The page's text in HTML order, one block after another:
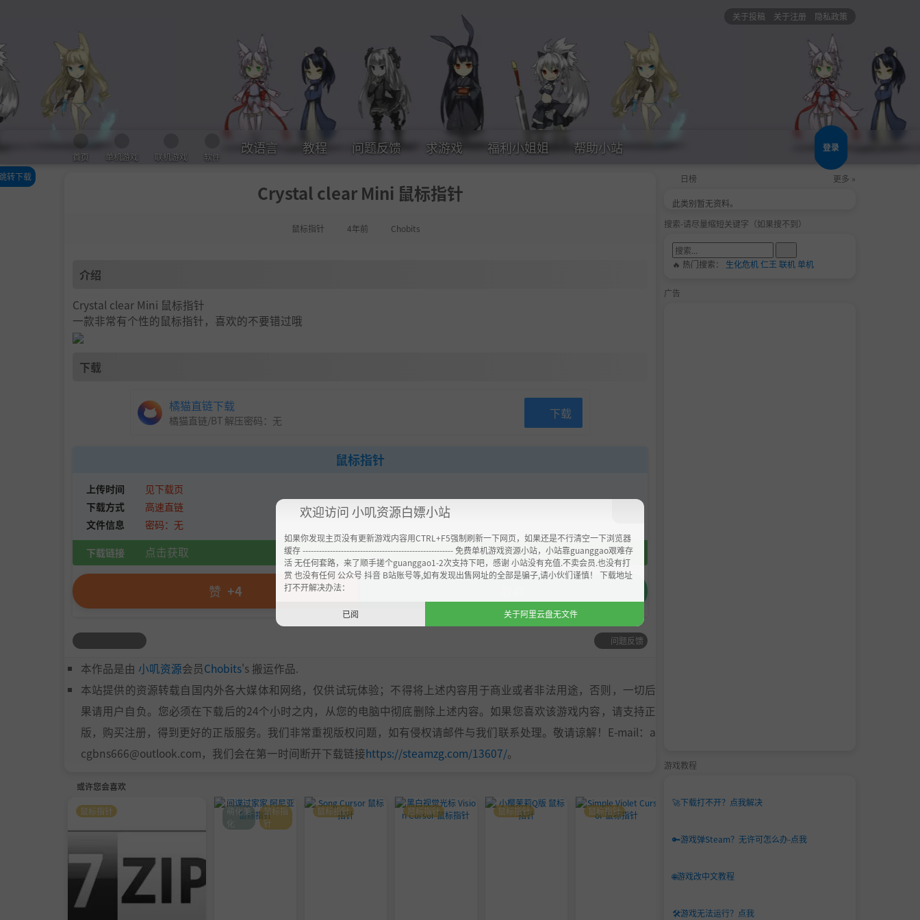
关于投稿 关于注册 隐私政策
首页 单机游戏 联机游戏 软件
改语言 教程 问题反馈 求游戏 福利小姐姐 帮助小站 登录
Crystal clear Mini 鼠标指针
鼠标指针 4年前 Chobits
转下载
介绍
Crystal clear Mini 鼠标指针
一款非常有个性的鼠标指针，喜欢的不要错过哦
下载
橘猫直链下载
橘猫直链/BT 解压密码： 无 下载
鼠标指针
上传时间
见下载页
下载方式
高速直链
文件信息
密码：无
下载链接 点击获取
赞 +4
问题反馈
本作品是由 小叽资源会员Chobits's 搬运作品.
本站提供的资源转载自国内外各大媒体和网络，仅供试玩体验；不得将上述内容用于商业或者非法用途，否则，一切后
果请用户自负。您必须在下载后的24个小时之内，从您的电脑中彻底删除上述内容。如果您喜欢该游戏内容，请支持正
版，购买注册，得到更好的正版服务。我们非常重视版权问题，如有侵权请邮件与我们联系处理。敬请谅解！E-mail：a
cgbns666@outlook.com，我们会在第一时间断开下载链接https://steamzg.com/13607/。
或许您会喜欢
鼠标指针
萌化美
化
鼠标指
针
鼠标指针 鼠标指针 鼠标指针 鼠标指针 鼠标指针
日榜 更多 »
此类别暂无资料。
搜索-请尽量缩短关键字（如果搜不到）
🔥 热门搜索： 生化危机仁王 联机单机
广告
游戏教程
🚀下载打不开？点我解决
🔑游戏弹Steam？无许可怎么办-点我
🌐游戏改中文教程
🛠️游戏无法运行？点我
欢迎访问 小叽资源白嫖小站
如果你发现主页没有更新游戏内容用CTRL+F5强制刷新一下网页，如果还是不行清空一下浏览器
缓存 ------------------------------------------------------- 免费单机游戏资源小站，小站靠guanggao艰难存
活 无任何套路，来了顺手搓个guanggao1-2次支持下吧，感谢 小站没有充值.不卖会员.也没有打
赏 也没有任何 公众号 抖音 B站账号等,如有发现出售网址的全部是骗子,请小伙们谨慎！ 下载地址
打不开解决办法：
已阅 关于阿里云盘无文件